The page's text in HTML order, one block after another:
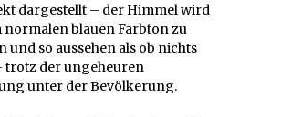
dargestellt – der Himmel wird
normalen blauen Farbton zu
und so aussehen als ob nichts
trotz der ungeheuren
unter der Bevölkerung.